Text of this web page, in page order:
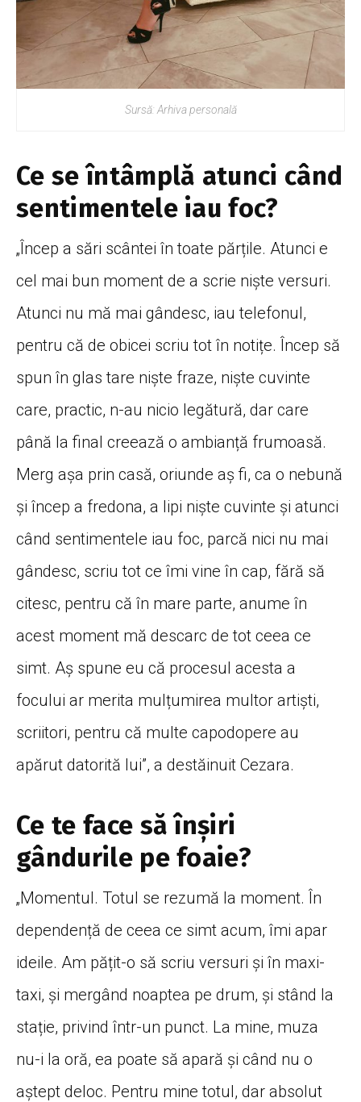
Sursă: Arhiva personală
Ce se întâmplă atunci când
sentimentele iau foc?
„Încep a sări scântei în toate părțile. Atunci e
cel mai bun moment de a scrie niște versuri.
Atunci nu mă mai gândesc, iau telefonul,
pentru că de obicei scriu tot în notițe. Încep să
spun în glas tare niște fraze, niște cuvinte
care, practic, n-au nicio legătură, dar care
până la final creează o ambianță frumoasă.
Merg așa prin casă, oriunde aș fi, ca o nebună
și încep a fredona, a lipi niște cuvinte și atunci
când sentimentele iau foc, parcă nici nu mai
gândesc, scriu tot ce îmi vine în cap, fără să
citesc, pentru că în mare parte, anume în
acest moment mă descarc de tot ceea ce
simt. Aș spune eu că procesul acesta a
focului ar merita mulțumirea multor artiști,
scriitori, pentru că multe capodopere au
apărut datorită lui”, a destăinuit Cezara.
Ce te face să înșiri
gândurile pe foaie?
„Momentul. Totul se rezumă la moment. În
dependență de ceea ce simt acum, îmi apar
ideile. Am pățit-o să scriu versuri și în maxi-
taxi, și mergând noaptea pe drum, și stând la
stație, privind într-un punct. La mine, muza
nu-i la oră, ea poate să apară și când nu o
aștept deloc. Pentru mine totul, dar absolut